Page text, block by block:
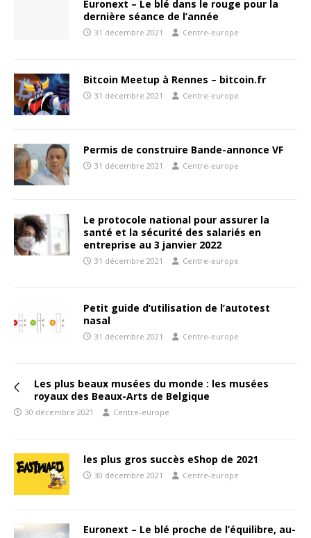
Euronext – Le blé dans le rouge pour la
dernière séance de l’année
31 décembre 2021 Centre-europe
Bitcoin Meetup à Rennes – bitcoin.fr
31 décembre 2021 Centre-europe
Permis de construire Bande-annonce VF
31 décembre 2021 Centre-europe
Le protocole national pour assurer la
santé et la sécurité des salariés en
entreprise au 3 janvier 2022
31 décembre 2021 Centre-europe
Petit guide d’utilisation de l’autotest
nasal
31 décembre 2021 Centre-europe
Les plus beaux musées du monde : les musées
royaux des Beaux-Arts de Belgique
30 décembre 2021 Centre-europe
les plus gros succès eShop de 2021
30 décembre 2021 Centre-europe
Euronext – Le blé proche de l’équilibre, au-